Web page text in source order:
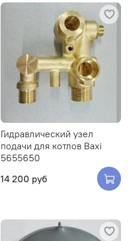
Гидравлический узел
подачи для котлов Baxi
5655650
14 200 руб